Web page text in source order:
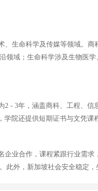
生命科学及传媒等领域。
域；生命科学涉及生物医
- 3年，涵盖商科、工程、
院还提供短期证书与文凭
业合作，课程紧跟行业需
外，新加坡社会安全稳定